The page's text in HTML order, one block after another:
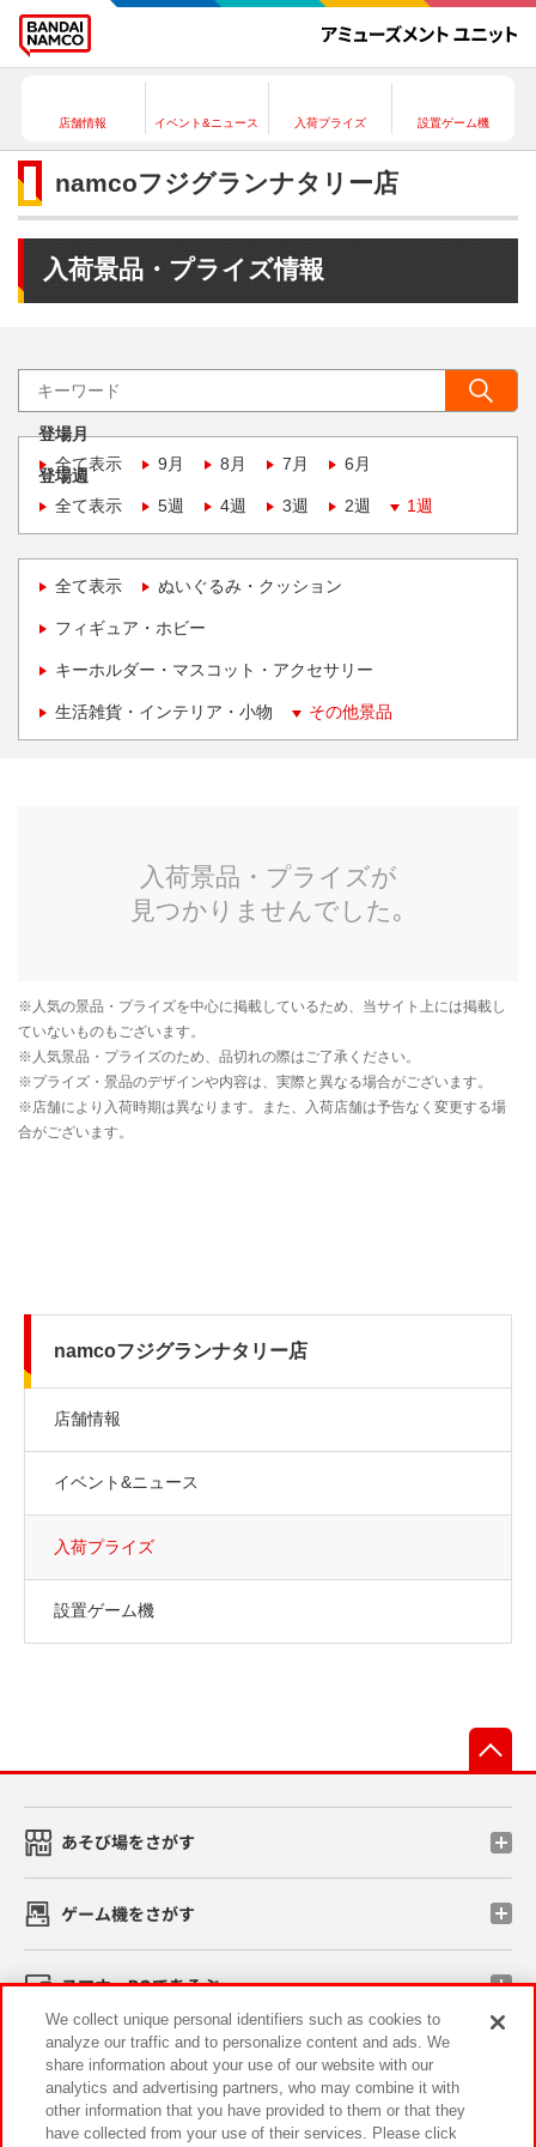
店舗情報 イベント&ニュース 入荷プライズ 設置ゲーム機
namcoフジグランナタリー店
入荷景品・プライズ情報
登場月
全て表示
9月 8月 7月 6月
登場週
全て表示
5週 4週 3週 2週 1週
全て表示 ぬいぐるみ・クッション
フィギュア・ホビー
キーホルダー・マスコット・アクセサリー
生活雑貨・インテリア・小物 その他景品
namcoフジグランナタリー店
店舗情報
イベント&ニュース
入荷プライズ
設置ゲーム機
あそび場をさがす
ゲーム機をさがす
スマホ・PCであそぶ
イベント・キャンペーン
We collect unique personal identifiers such as cookies to
analyze our traffic and to personalize content and ads. We
share information about your use of our website with our
analytics and advertising partners, who may combine it with
other information that you have provided to them or that they
have collected from your use of their services. Please click